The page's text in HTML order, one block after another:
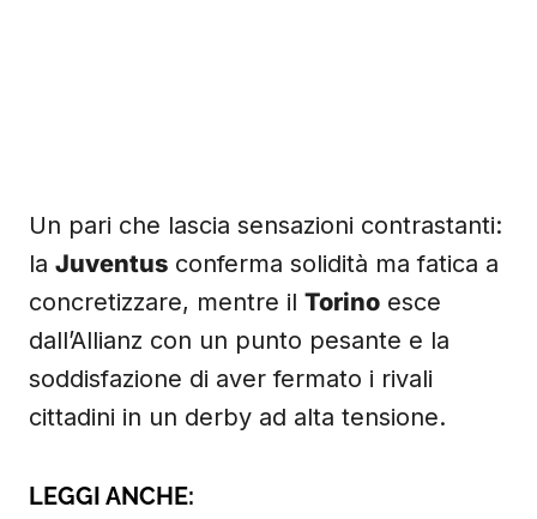
Un pari che lascia sensazioni contrastanti:
la Juventus conferma solidità ma fatica a
concretizzare, mentre il Torino esce
dall’Allianz con un punto pesante e la
soddisfazione di aver fermato i rivali
cittadini in un derby ad alta tensione.
LEGGI ANCHE: